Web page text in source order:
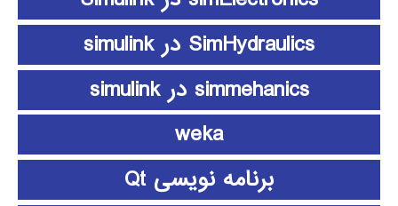
SimHydraulics در simulink
simmehanics در simulink
weka
برنامه نویسی Qt